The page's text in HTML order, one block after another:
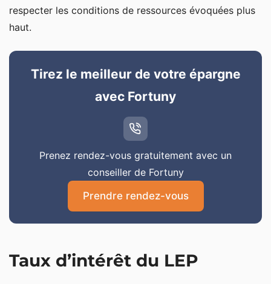
respecter les conditions de ressources évoquées plus
haut.
Tirez le meilleur de votre épargne
avec Fortuny
Prenez rendez-vous gratuitement avec un
conseiller de Fortuny
Prendre rendez-vous
Taux d’intérêt du LEP